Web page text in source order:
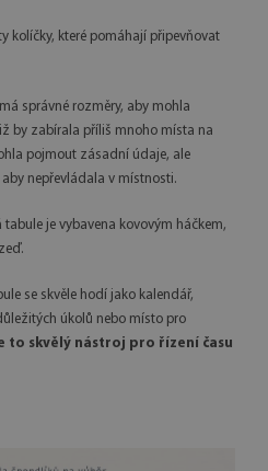
kolíčky, které pomáhají připevňovat
má správné rozměry, aby mohla
by zabírala příliš mnoho místa na
pojmout zásadní údaje, ale
nepřevládala v místnosti.
tabule je vybavena kovovým háčkem,
se skvěle hodí jako kalendář,
úkolů nebo místo pro
to skvělý nástroj pro řízení času